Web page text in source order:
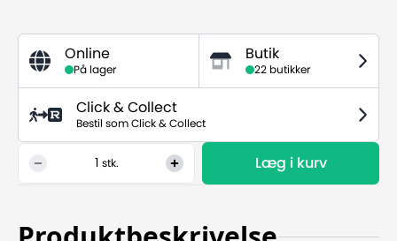
Online
På lager
Butik
22 butikker
Click & Collect
Bestil som Click & Collect
stk. Læg i kurv